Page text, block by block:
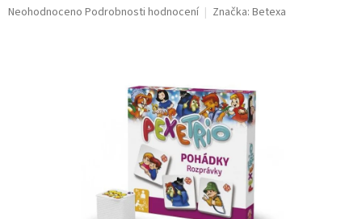
Průměrné
Neohodnoceno Podrobnosti hodnocení Značka: Betexa